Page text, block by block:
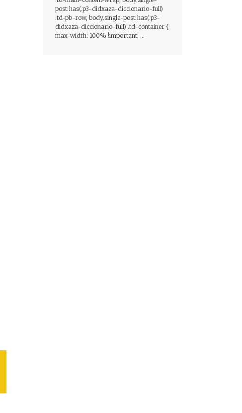
post:has(.p3-didxaza-diccionario-full)
.td-pb-row, body.single-post:has(.p3-
didxaza-diccionario-full) .td-container {
max-width: 100% !important; ...